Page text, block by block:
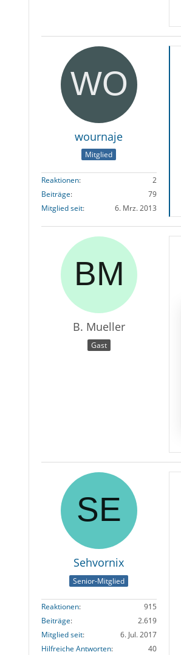
wournaje
Mitglied
Reaktionen
2
Beiträge
79
Mitglied seit
6. Mrz. 2013
B. Mueller
Gast
Sehvornix
Senior-Mitglied
Reaktionen
915
Beiträge
2.619
Mitglied seit
6. Jul. 2017
Hilfreiche Antworten
40